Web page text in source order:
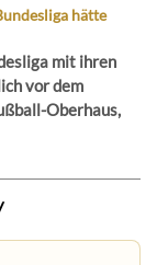
hätte
mit ihren
vor dem
Oberhaus,